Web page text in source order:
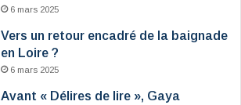
6 mars 2025
Vers un retour encadré de la baignade
en Loire ?
6 mars 2025
Avant « Délires de lire », Gaya